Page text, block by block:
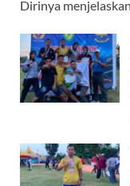
o
k
p
p
Dirinya